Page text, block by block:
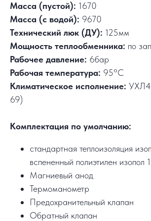
Масса (пустой): 1670
Масса (с водой): 9670
Технический люк (ДУ): 125мм
Мощность теплообменника: по
Рабочее давление: 6бар
Рабочая температура: 95°C
Климатическое исполнение:
69)
Комплектация по умолчанию:
стандартная теплоизоляция
вспененный полиэтилен изопол
Магниевый анод
Термоманометр
Предохранительный клапан
Обратный клапан